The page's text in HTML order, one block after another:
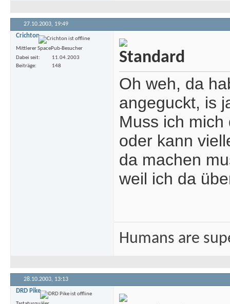
27.10.2003, 19:49
Crichton
Mittlerer SpacePub-Besucher
Dabei seit
11.04.2003
Beiträge
148
Oh weh, da
angeguckt, is
Muss ich
oder kann
da machen
weil ich da
Humans are
28.10.2003, 13:13
DRD Pike